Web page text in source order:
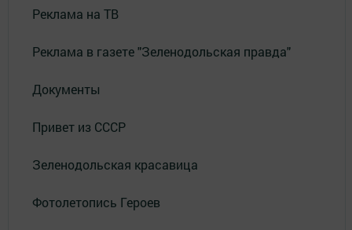
Реклама на ТВ
Реклама в газете "Зеленодольская правда"
Документы
Привет из СССР
Зеленодольская красавица
Фотолетопись Героев